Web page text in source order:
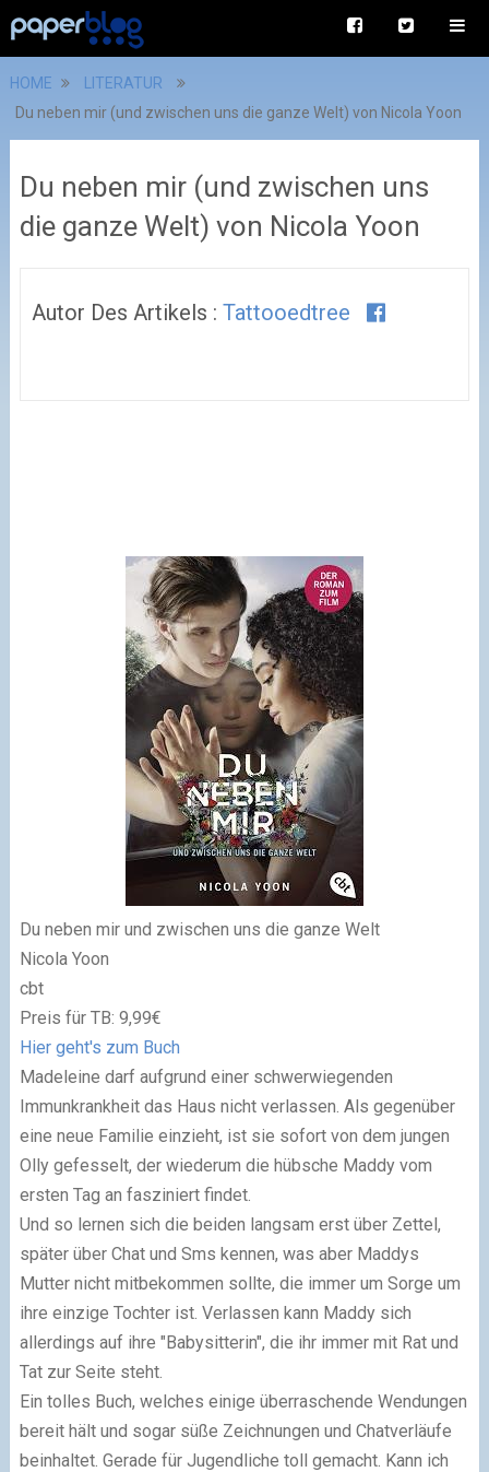
HOME
LITERATUR
Du neben mir (und zwischen uns die ganze Welt) von Nicola Yoon
Du neben mir (und zwischen uns
die ganze Welt) von Nicola Yoon
Autor Des Artikels : Tattooedtree
Du neben mir und zwischen uns die ganze Welt
Nicola Yoon
cbt
Preis für TB: 9,99€
Hier geht's zum Buch
Madeleine darf aufgrund einer schwerwiegenden
Immunkrankheit das Haus nicht verlassen. Als gegenüber
eine neue Familie einzieht, ist sie sofort von dem jungen
Olly gefesselt, der wiederum die hübsche Maddy vom
ersten Tag an fasziniert findet.
Und so lernen sich die beiden langsam erst über Zettel,
später über Chat und Sms kennen, was aber Maddys
Mutter nicht mitbekommen sollte, die immer um Sorge um
ihre einzige Tochter ist. Verlassen kann Maddy sich
allerdings auf ihre "Babysitterin", die ihr immer mit Rat und
Tat zur Seite steht.
Ein tolles Buch, welches einige überraschende Wendungen
bereit hält und sogar süße Zeichnungen und Chatverläufe
beinhaltet. Gerade für Jugendliche toll gemacht. Kann ich